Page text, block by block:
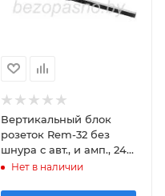
Вертикальный блок
розеток Rem-32 без
шнура с авт., и амп., 24
Sсhuko, 32А, алюм., 42-
Нет в наличии